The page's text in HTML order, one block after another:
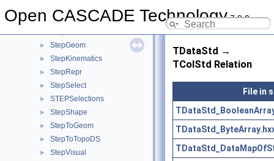
Open CASCADE Technology7.9.0
StepFEA
► StepGeom
► StepKinematics
► StepRepr
► StepSelect
► STEPSelections
► StepShape
► StepToGeom
► StepToTopoDS
► StepVisual
TDataStd →
TColStd Relation
File in